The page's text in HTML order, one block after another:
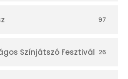
97
Színjátszó Fesztivál 26